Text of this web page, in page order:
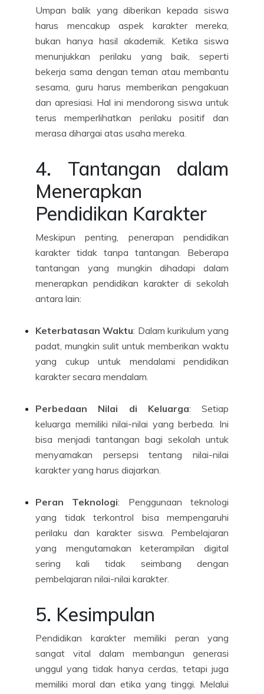
Umpan balik yang diberikan kepada siswa
harus mencakup aspek karakter mereka,
bukan hanya hasil akademik. Ketika siswa
menunjukkan perilaku yang baik, seperti
bekerja sama dengan teman atau membantu
sesama, guru harus memberikan pengakuan
dan apresiasi. Hal ini mendorong siswa untuk
terus memperlihatkan perilaku positif dan
merasa dihargai atas usaha mereka.
4. Tantangan dalam
Menerapkan
Pendidikan Karakter
Meskipun penting, penerapan pendidikan
karakter tidak tanpa tantangan. Beberapa
tantangan yang mungkin dihadapi dalam
menerapkan pendidikan karakter di sekolah
antara lain:
Keterbatasan Waktu: Dalam kurikulum yang
padat, mungkin sulit untuk memberikan waktu
yang cukup untuk mendalami pendidikan
karakter secara mendalam.
Perbedaan Nilai di Keluarga: Setiap
keluarga memiliki nilai-nilai yang berbeda. Ini
bisa menjadi tantangan bagi sekolah untuk
menyamakan persepsi tentang nilai-nilai
karakter yang harus diajarkan.
Peran Teknologi: Penggunaan teknologi
yang tidak terkontrol bisa mempengaruhi
perilaku dan karakter siswa. Pembelajaran
yang mengutamakan keterampilan digital
sering kali tidak seimbang dengan
pembelajaran nilai-nilai karakter.
5. Kesimpulan
Pendidikan karakter memiliki peran yang
sangat vital dalam membangun generasi
unggul yang tidak hanya cerdas, tetapi juga
memiliki moral dan etika yang tinggi. Melalui